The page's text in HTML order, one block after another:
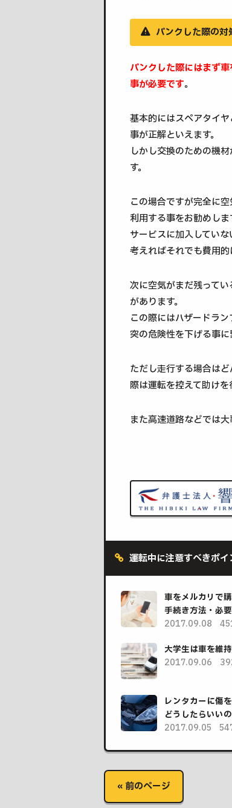
パンクした際の対
パンクした際にはまず
事が必要です。
基本的にはスペアタイ
事が正解といえます。
しかし交換のための機
す。
この場合ですが完全に
利用する事をお勧めしま
サービスに加入してい
考えればそれでも費用的
次に空気がまだ残って
があります。
この際にはハザードラ
突の危険性を下げる事に
ただし走行する場合は
際は運転を控えて助けを
また高速道路などでは
運転中に注意すべきポ
車をメルカリで
手続き方法・必
2017.09.08
大学生は車を維
2017.09.06
レンタカーに傷
どうしたらいいの
2017.09.05
« 前のページ